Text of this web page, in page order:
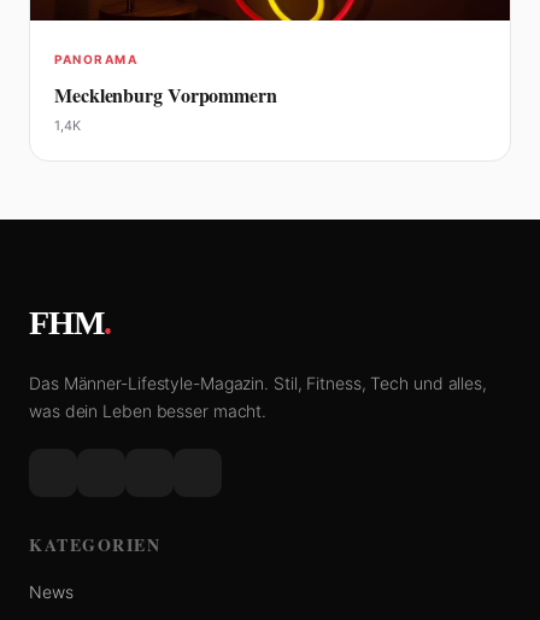
PANORAMA
Mecklenburg Vorpommern
1,4K
FHM.
Das Männer-Lifestyle-Magazin. Stil, Fitness, Tech und alles,
was dein Leben besser macht.
KATEGORIEN
News